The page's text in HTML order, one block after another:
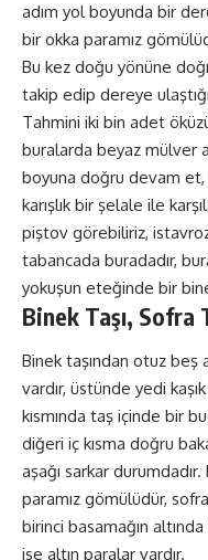
adım yol boyunda bir
bir okka paramız
Bu kez doğu yönüne
takip edip dereye
Tahmini iki bin adet
buralarda beyaz mülver
boyuna doğru devam et,
karışlık bir şelale ile
piştov görebiliriz,
tabancada buradadır,
yokuşun eteğinde bir
Binek Taşı, Sofra
Binek taşından otuz beş
vardır, üstünde yedi
kısmında taş içinde bir
diğeri iç kısma doğru
aşağı sarkar
paramız gömülüdür, sofra
birinci basamağın
ise altın paralar vardır.